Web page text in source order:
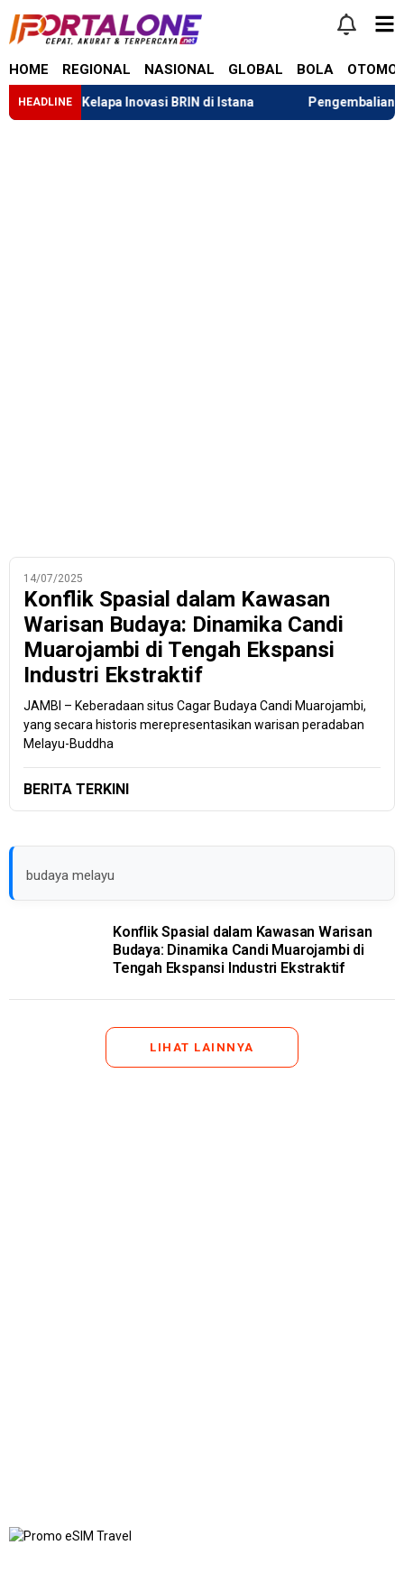
HOME REGIONAL NASIONAL GLOBAL BOLA
HEADLINE
Sabut Kelapa Inovasi BRIN di Istana Pengembalian
14/07/2025
Konflik Spasial dalam Kawasan
Warisan Budaya: Dinamika Candi
Muarojambi di Tengah Ekspansi
Industri Ekstraktif
JAMBI – Keberadaan situs Cagar Budaya Candi Muarojambi,
yang secara historis merepresentasikan warisan peradaban
Melayu-Buddha
BERITA TERKINI
budaya melayu
Konflik Spasial dalam Kawasan Warisan
Budaya: Dinamika Candi Muarojambi di
Tengah Ekspansi Industri Ekstraktif
LIHAT LAINNYA